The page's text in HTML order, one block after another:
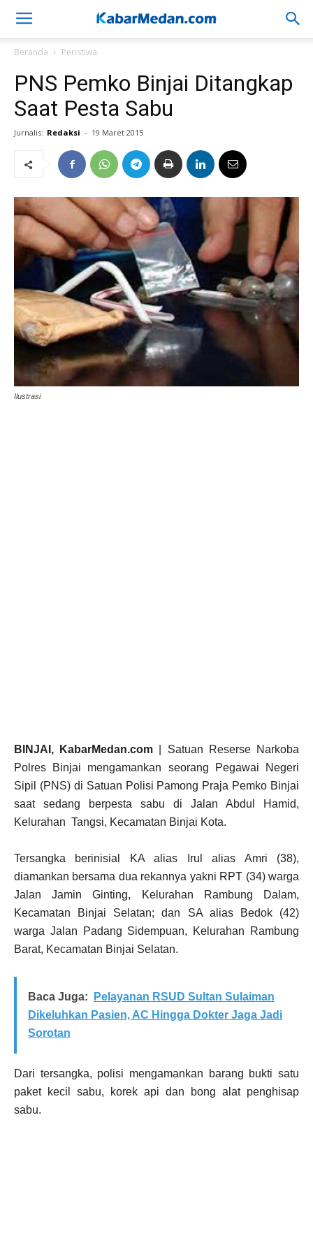
Beranda Peristiwa
PNS Pemko Binjai Ditangkap
Saat Pesta Sabu
Jurnalis: Redaksi - 19 Maret 2015
Ilustrasi
BINJAI, KabarMedan.com | Satuan Reserse Narkoba
Polres Binjai mengamankan seorang Pegawai Negeri
Sipil (PNS) di Satuan Polisi Pamong Praja Pemko Binjai
saat sedang berpesta sabu di Jalan Abdul Hamid,
Kelurahan Tangsi, Kecamatan Binjai Kota.
Tersangka berinisial KA alias Irul alias Amri (38),
diamankan bersama dua rekannya yakni RPT (34) warga
Jalan Jamin Ginting, Kelurahan Rambung Dalam,
Kecamatan Binjai Selatan; dan SA alias Bedok (42)
warga Jalan Padang Sidempuan, Kelurahan Rambung
Barat, Kecamatan Binjai Selatan.
Baca Juga:
Pelayanan RSUD Sultan Sulaiman
Dikeluhkan Pasien, AC Hingga Dokter Jaga Jadi
Sorotan
Dari tersangka, polisi mengamankan barang bukti satu
paket kecil sabu, korek api dan bong alat penghisap
sabu.